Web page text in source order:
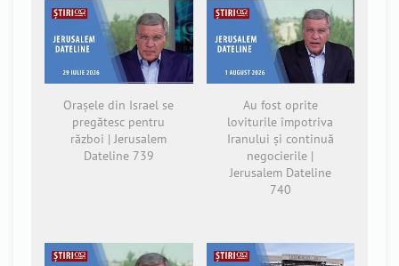
Orașele din Israel se
pregătesc pentru
război | Jerusalem
Dateline 739
Au fost oprite
loviturile împotriva
Iranului și continuă
negocierile |
Jerusalem Dateline
740